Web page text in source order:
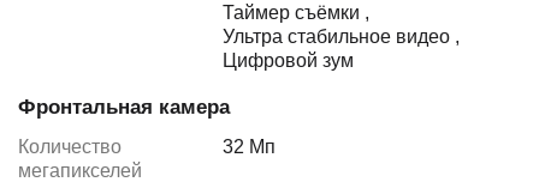
Таймер съёмки ,
Ультра стабильное видео ,
Цифровой зум
Фронтальная камера
Количество
мегапикселей
32 Мп